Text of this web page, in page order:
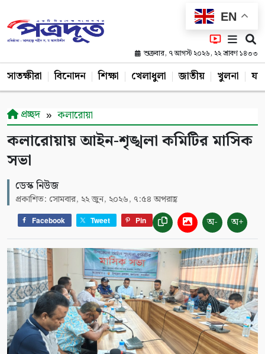
EN
শুক্রবার, ৭ আগস্ট ২০২৬, ২২ শ্রাবণ ১৪৩৩
সাতক্ষীরা বিনোদন শিক্ষা খেলাধুলা জাতীয় খুলনা
প্রচ্ছদ কলারোয়া
কলারোয়ায় আইন-শৃঙ্খলা কমিটির মাসিক
সভা
ডেস্ক নিউজ
প্রকাশিত: সোমবার, ২২ জুন, ২০২৬, ৭:৫৪ অপরাহ্ণ
Facebook Tweet Pin অ- অ+